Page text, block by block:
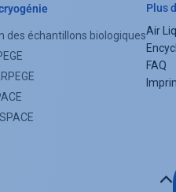
des échantillons biologiques
Plus
Air
FAQ